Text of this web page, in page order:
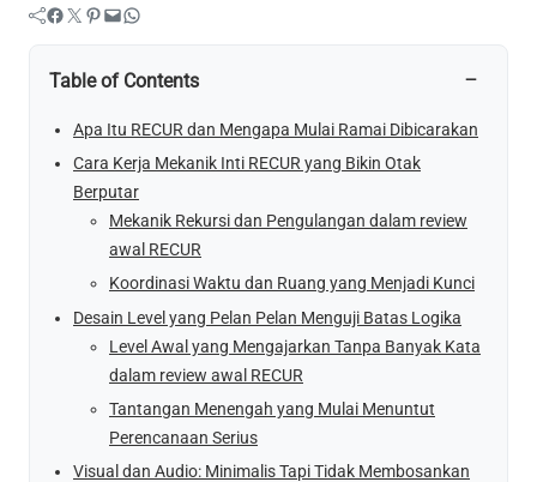
Facebook Twitter Pinterest Mail WhatsApp
Table of Contents −
Apa Itu RECUR dan Mengapa Mulai Ramai Dibicarakan
Cara Kerja Mekanik Inti RECUR yang Bikin Otak
Berputar
Mekanik Rekursi dan Pengulangan dalam review
awal RECUR
Koordinasi Waktu dan Ruang yang Menjadi Kunci
Desain Level yang Pelan Pelan Menguji Batas Logika
Level Awal yang Mengajarkan Tanpa Banyak Kata
dalam review awal RECUR
Tantangan Menengah yang Mulai Menuntut
Perencanaan Serius
Visual dan Audio: Minimalis Tapi Tidak Membosankan